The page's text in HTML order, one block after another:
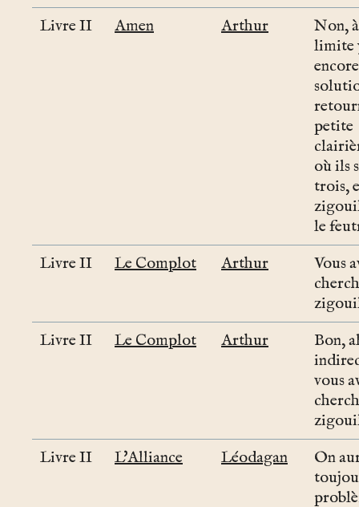
Livre II
Amen Arthur
Non,
limite
petite
où ils
trois,
le
Livre II
Le Complot Arthur
Vous
Livre II
Le Complot Arthur
Bon,
vous
Livre II
L'Alliance Léodagan
On